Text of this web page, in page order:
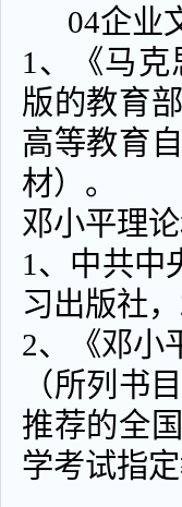
04企业
1、《马克
版的教育
高等教育
材）。
邓小平理
1、中共中
习出版社，
2、《邓小
（所列书
推荐的全
学考试指